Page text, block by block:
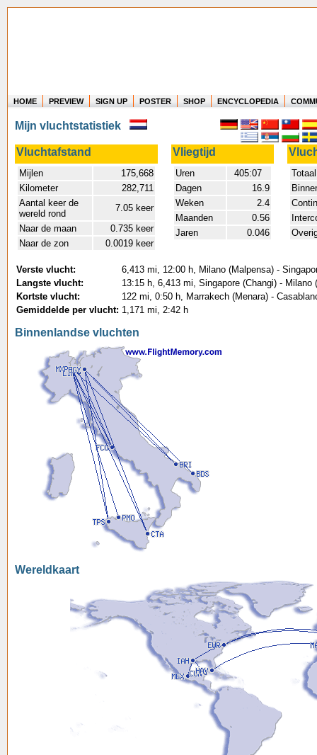
Where in the world have you flown?
How long have you been in the air?
Create your own FlightMemory and see!
HOME PREVIEW SIGN UP POSTER SHOP ENCYCLOPEDIA
Mijn vluchtstatistiek
Vluchtafstand Vliegtijd
Mijlen
175,668
Kilometer
282,711
Aantal keer de
wereld rond
7.05 keer
Naar de maan
0.735 keer
Naar de zon
0.0019 keer
Uren
405:07
Dagen
16.9
Weken
2.4
Maanden
0.56
Jaren
0.046
Verste vlucht:
6,413 mi, 12:00 h, Milano (Malpensa) -
Langste vlucht:
13:15 h, 6,413 mi, Singapore (Changi) - Milano
Kortste vlucht:
122 mi, 0:50 h, Marrakech (Menara) -
Gemiddelde per vlucht: 1,171 mi, 2:42 h
Binnenlandse vluchten
Wereldkaart